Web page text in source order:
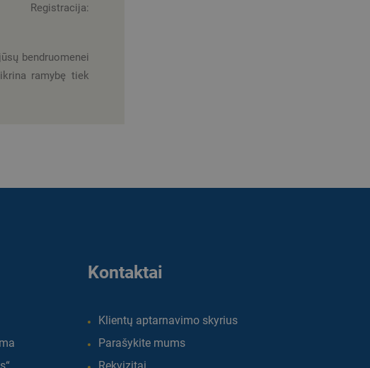
bendruomenei
ramybę tiek
Kontaktai
Klientų aptarnavimo skyrius
Parašykite mums